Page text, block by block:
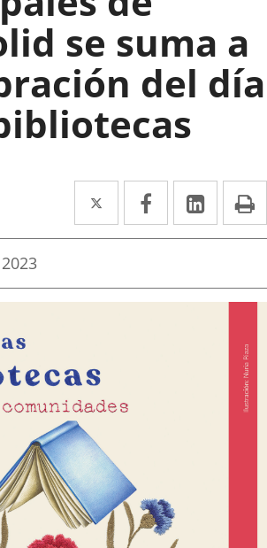
se suma a
del día
Twitter
Enlace
a
aplicación
Facebook
Enlace
a
aplicación
Enlace
a